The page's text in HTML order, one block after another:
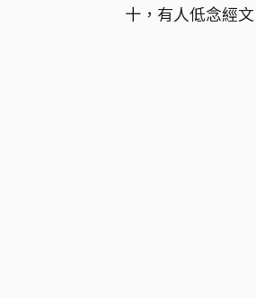
十，有人低念經文